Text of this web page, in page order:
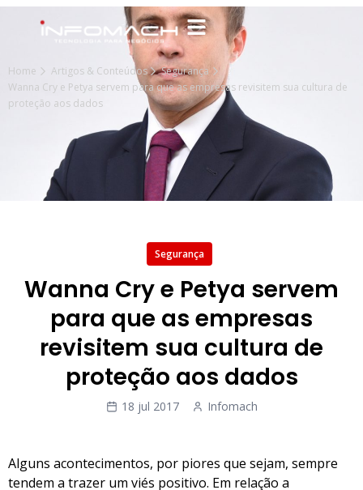
Home Artigos & Conteúdos
Segurança
Wanna Cry e Petya servem para que as empresas revisitem sua cultura de
proteção aos dados
Segurança
Wanna Cry e Petya servem
para que as empresas
revisitem sua cultura de
proteção aos dados
18 jul 2017 Infomach
Alguns acontecimentos, por piores que sejam, sempre
tendem a trazer um viés positivo. Em relação a